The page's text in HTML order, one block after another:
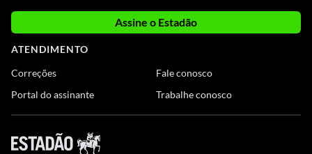
Assine o Estadão
ATENDIMENTO
Correções
Portal do assinante
Fale conosco
Trabalhe conosco